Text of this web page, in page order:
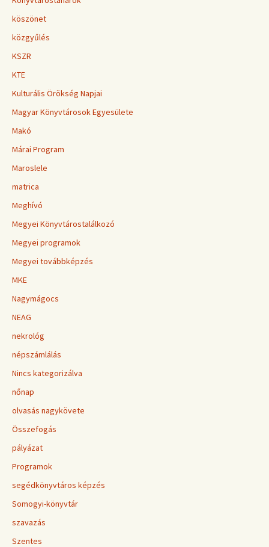
köszönet
közgyűlés
KSZR
KTE
Kulturális Örökség Napjai
Magyar Könyvtárosok Egyesülete
Makó
Márai Program
Maroslele
matrica
Meghívó
Megyei Könyvtárostalálkozó
Megyei programok
Megyei továbbképzés
MKE
Nagymágocs
NEAG
nekrológ
népszámlálás
Nincs kategorizálva
nőnap
olvasás nagykövete
Összefogás
pályázat
Programok
segédkönyvtáros képzés
Somogyi-könyvtár
szavazás
Szentes